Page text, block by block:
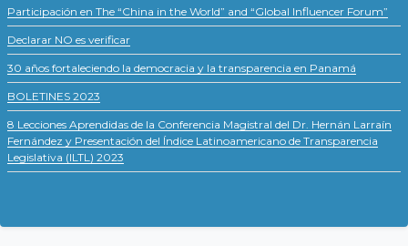
Participación en The “China in the World” and “Global Influencer Forum”
Declarar NO es verificar
30 años fortaleciendo la democracia y la transparencia en Panamá
BOLETINES 2023
8 Lecciones Aprendidas de la Conferencia Magistral del Dr. Hernán Larraín
Fernández y Presentación del Índice Latinoamericano de Transparencia
Legislativa (ILTL) 2023